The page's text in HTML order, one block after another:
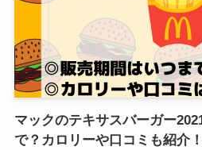
マックのテキサスバーガー
で？カロリーや口コミも紹介！